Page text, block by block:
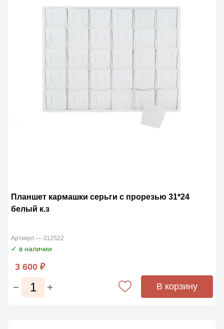
Планшет кармашки серьги с прорезью 31*24
белый к.з
Артикул — 312522
✓ в наличии
3 600 ₽
В корзину